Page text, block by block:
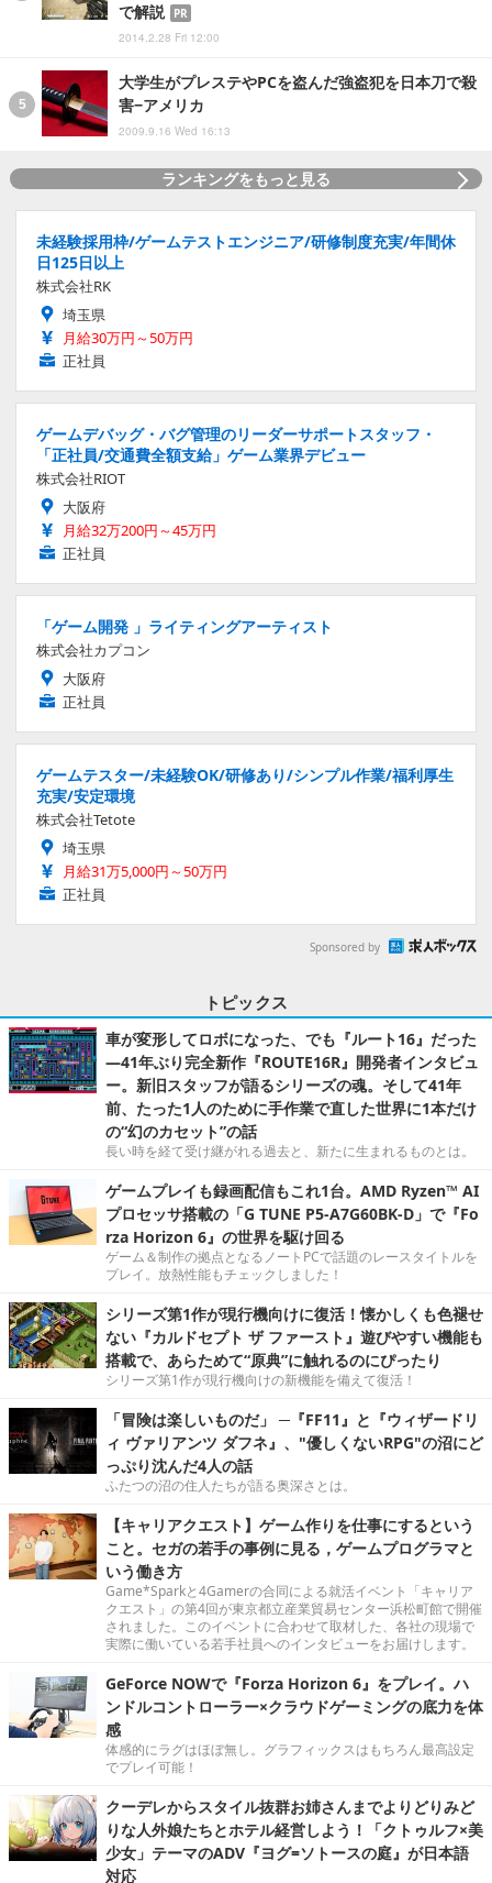
で解説
PR
2014.2.28 Fri 12:00
大学生がプレステやPCを盗んだ強盗犯を日本刀で殺
害−アメリカ
2009.9.16 Wed 16:13
ランキングをもっと見る
未経験採用枠/ゲームテストエンジニア/研修制度充実/年間休
日125日以上
株式会社RK
埼玉県
月給30万円～50万円
正社員
ゲームデバッグ・バグ管理のリーダーサポートスタッフ・
「正社員/交通費全額支給」ゲーム業界デビュー
株式会社RIOT
大阪府
月給32万200円～45万円
正社員
「ゲーム開発 」ライティングアーティスト
株式会社カプコン
大阪府
正社員
ゲームテスター/未経験OK/研修あり/シンプル作業/福利厚生
充実/安定環境
株式会社Tetote
埼玉県
月給31万5,000円～50万円
正社員
Sponsored by
トピックス
車が変形してロボになった、でも『ルート16』だった
―41年ぶり完全新作『ROUTE16R』開発者インタビュ
ー。新旧スタッフが語るシリーズの魂。そして41年
前、たった1人のために手作業で直した世界に1本だけ
の“幻のカセット”の話
長い時を経て受け継がれる過去と、新たに生まれるものとは。
ゲームプレイも録画配信もこれ1台。AMD Ryzen™ AI
プロセッサ搭載の「G TUNE P5-A7G60BK-D」で『Fo
rza Horizon 6』の世界を駆け回る
ゲーム＆制作の拠点となるノートPCで話題のレースタイトルを
プレイ。放熱性能もチェックしました！
シリーズ第1作が現行機向けに復活！懐かしくも色褪せ
ない『カルドセプト ザ ファースト』遊びやすい機能も
搭載で、あらためて“原典”に触れるのにぴったり
シリーズ第1作が現行機向けの新機能を備えて復活！
「冒険は楽しいものだ」 ─『FF11』と『ウィザードリ
ィ ヴァリアンツ ダフネ』、"優しくないRPG"の沼にど
っぷり沈んだ4人の話
ふたつの沼の住人たちが語る奥深さとは。
【キャリアクエスト】ゲーム作りを仕事にするという
こと。セガの若手の事例に見る，ゲームプログラマと
いう働き方
Game*Sparkと4Gamerの合同による就活イベント「キャリア
クエスト」の第4回が東京都立産業貿易センター浜松町館で開催
されました。このイベントに合わせて取材した、各社の現場で
実際に働いている若手社員へのインタビューをお届けします。
GeForce NOWで『Forza Horizon 6』をプレイ。ハ
ンドルコントローラー×クラウドゲーミングの底力を体
感
体感的にラグはほぼ無し。グラフィックスはもちろん最高設定
でプレイ可能！
クーデレからスタイル抜群お姉さんまでよりどりみど
りな人外娘たちとホテル経営しよう！「クトゥルフ×美
少女」テーマのADV『ヨグ=ソトースの庭』が日本語
対応